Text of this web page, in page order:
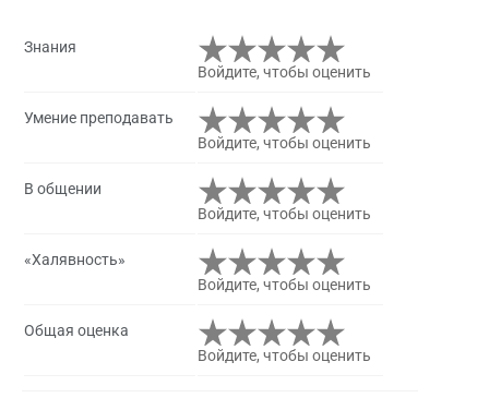
Знания
Войдите, чтобы оценить
Умение преподавать
Войдите, чтобы оценить
В общении
Войдите, чтобы оценить
«Халявность»
Войдите, чтобы оценить
Общая оценка
Войдите, чтобы оценить